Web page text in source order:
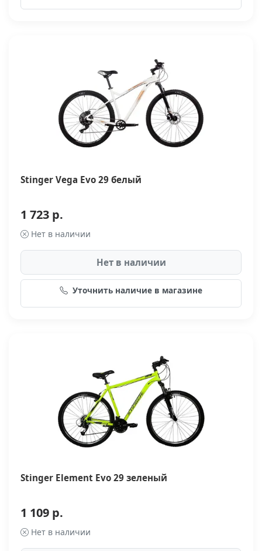
Stinger Vega Evo 29 белый
1 723 р.
Нет в наличии
Нет в наличии
Уточнить наличие в магазине
Stinger Element Evo 29 зеленый
1 109 р.
Нет в наличии